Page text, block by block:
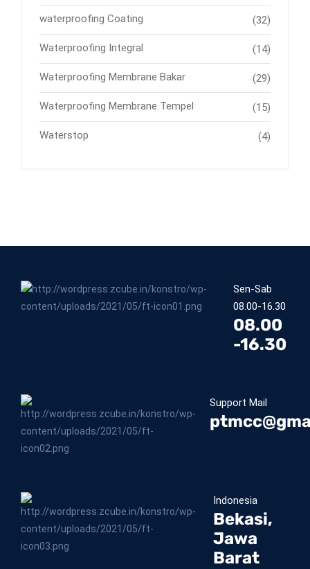
waterproofing Coating (32)
Waterproofing Integral (14)
Waterproofing Membrane Bakar (29)
Waterproofing Membrane Tempel (15)
Waterstop (4)
Sen-Sab
08.00-16.30
08.00
-16.30
Support Mail
Indonesia
Bekasi,
Jawa
Barat